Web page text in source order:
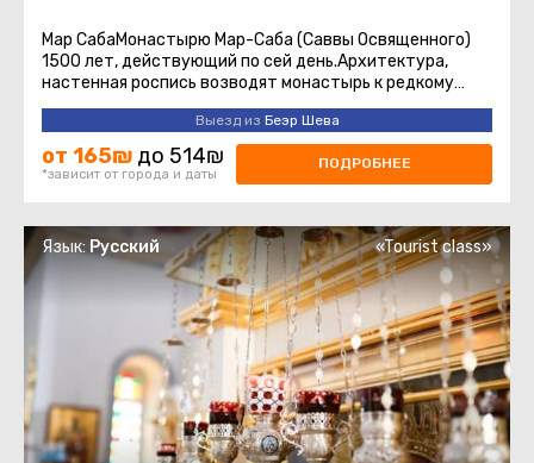
Мар СабаМонастырю Мар-Саба (Саввы Освященного)
1500 лет, действующий по сей день.Архитектура,
настенная роспись возводят монастырь к редкому
произведению искусства.Сейчас ...
Выезд из Беэр Шева
от 165₪ до 514₪
*зависит от города и даты
ПОДРОБНЕЕ
Язык:Русский «Tourist class»